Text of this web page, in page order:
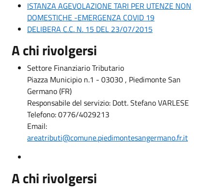
ISTANZA AGEVOLAZIONE TARI PER UTENZE NON
DOMESTICHE -EMERGENZA COVID 19
DELIBERA C.C. N. 15 DEL 23/07/2015
A chi rivolgersi
Settore Finanziario Tributario
Piazza Municipio n.1 - 03030 , Piedimonte San
Germano (FR)
Responsabile del servizio: Dott. Stefano VARLESE
Telefono: 0776/4029213
Email:
areatributi@comune.piedimontesangermano.fr.it
A chi rivolgersi